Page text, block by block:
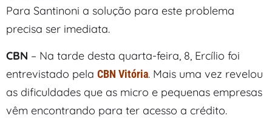
Para Santinoni a solução para este problema
precisa ser imediata.
CBN – Na tarde desta quarta-feira, 8, Ercílio foi
entrevistado pela CBN Vitória. Mais uma vez revelou
as dificuldades que as micro e pequenas empresas
vêm encontrando para ter acesso a crédito.